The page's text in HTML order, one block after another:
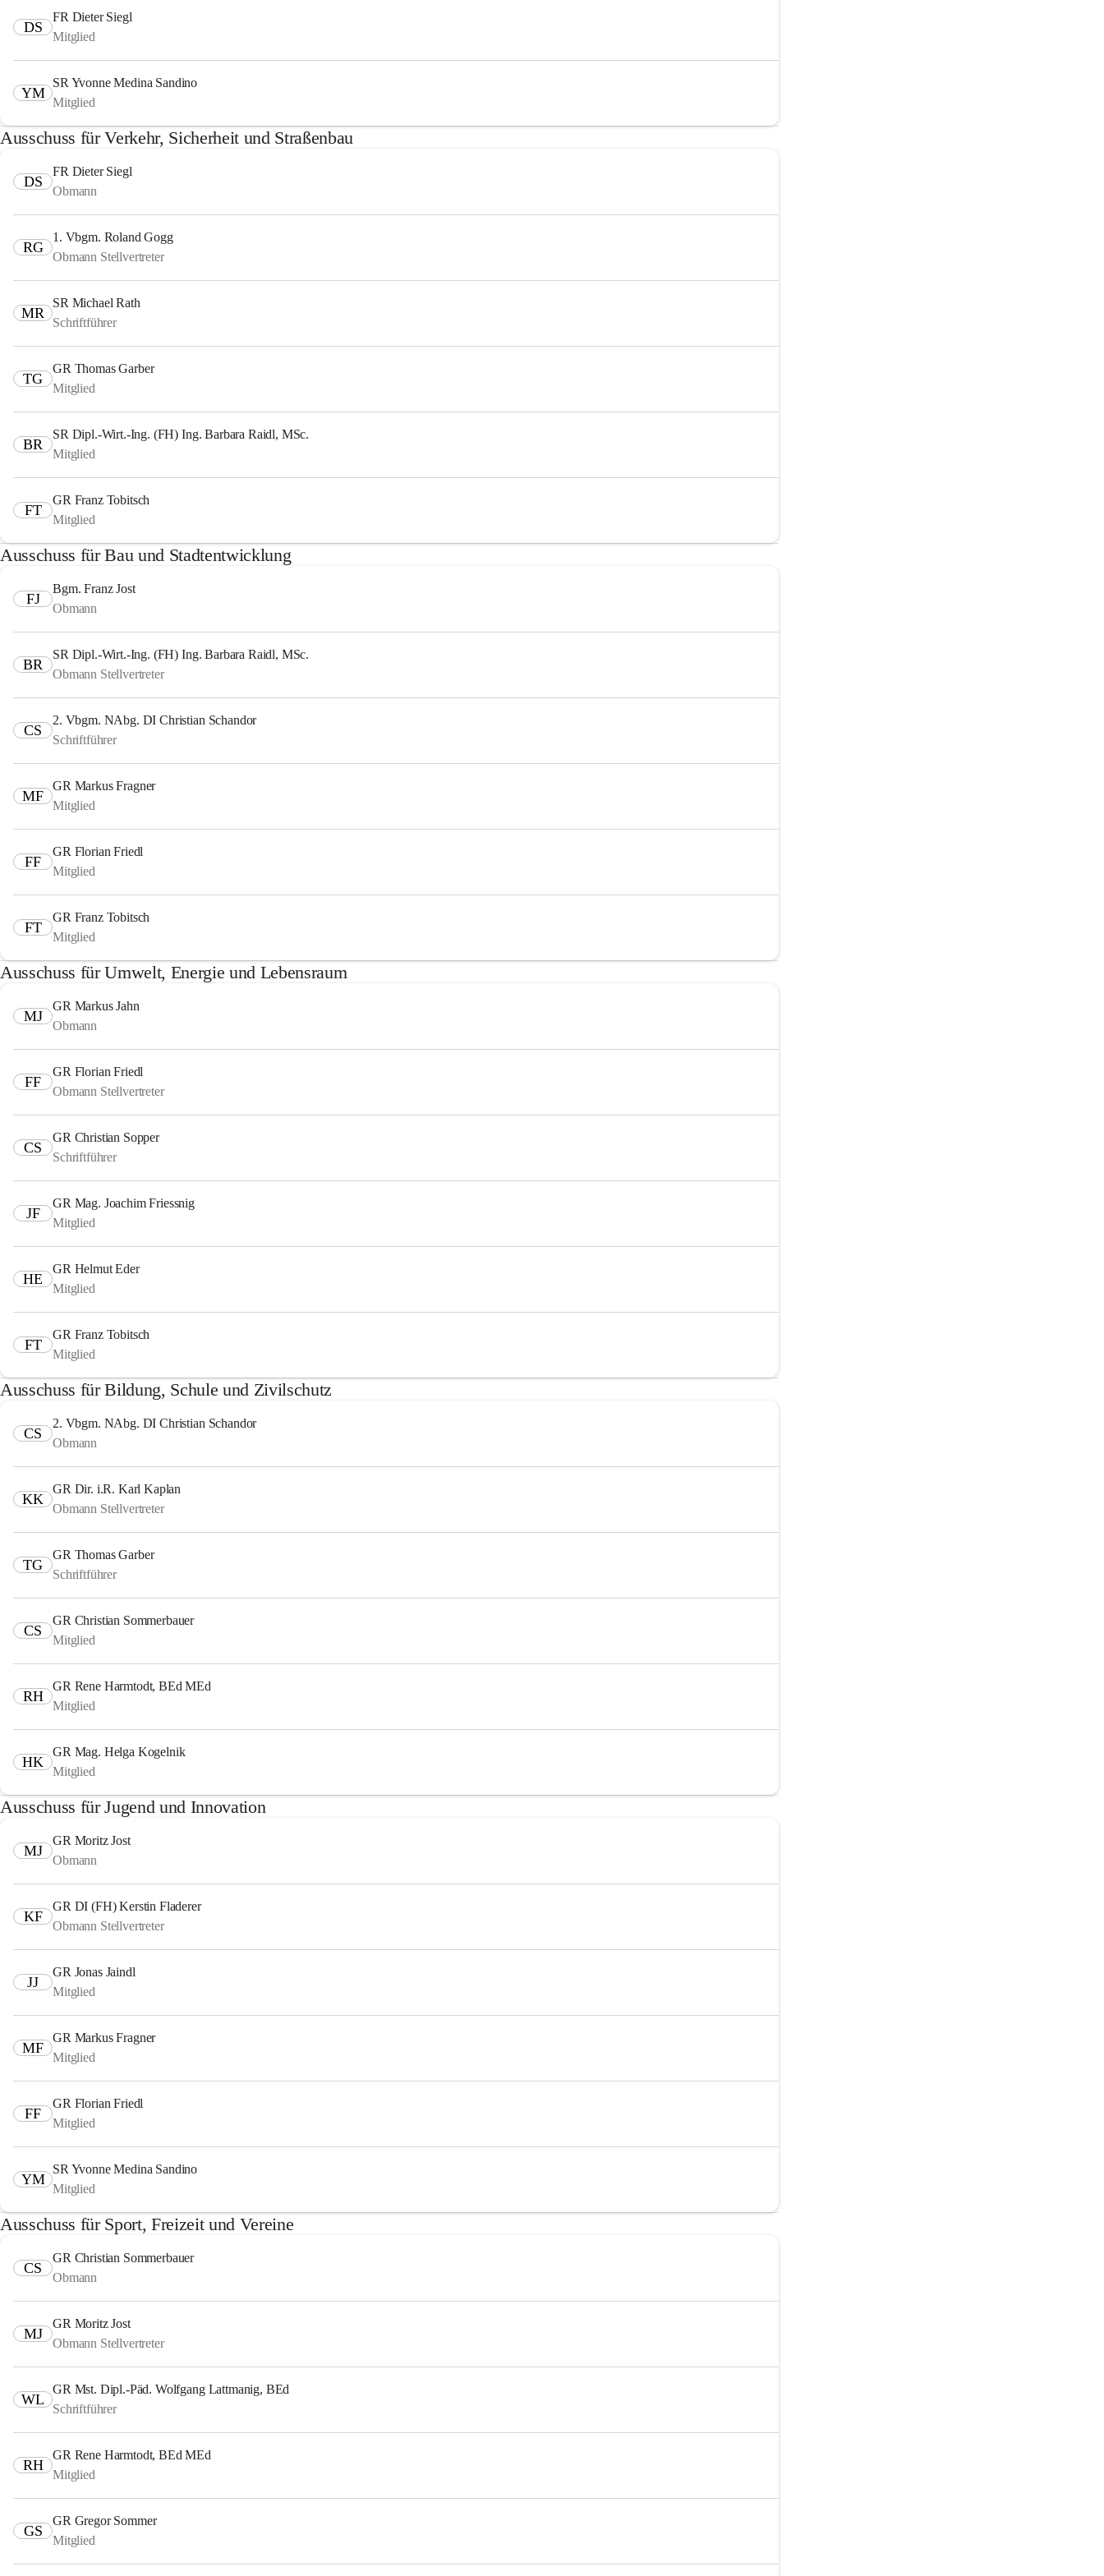
DS
FR Dieter Siegl
Mitglied
YM
SR Yvonne Medina Sandino
Mitglied
Ausschuss für Verkehr, Sicherheit und Straßenbau
DS
FR Dieter Siegl
Obmann
RG
1. Vbgm. Roland Gogg
Obmann Stellvertreter
MR
SR Michael Rath
Schriftführer
TG
GR Thomas Garber
Mitglied
BR
SR Dipl.-Wirt.-Ing. (FH) Ing. Barbara Raidl, MSc.
Mitglied
FT
GR Franz Tobitsch
Mitglied
Ausschuss für Bau und Stadtentwicklung
FJ
Bgm. Franz Jost
Obmann
BR
SR Dipl.-Wirt.-Ing. (FH) Ing. Barbara Raidl, MSc.
Obmann Stellvertreter
CS
2. Vbgm. NAbg. DI Christian Schandor
Schriftführer
MF
GR Markus Fragner
Mitglied
FF
GR Florian Friedl
Mitglied
FT
GR Franz Tobitsch
Mitglied
Ausschuss für Umwelt, Energie und Lebensraum
MJ
GR Markus Jahn
Obmann
FF
GR Florian Friedl
Obmann Stellvertreter
CS
GR Christian Sopper
Schriftführer
JF
GR Mag. Joachim Friessnig
Mitglied
HE
GR Helmut Eder
Mitglied
FT
GR Franz Tobitsch
Mitglied
Ausschuss für Bildung, Schule und Zivilschutz
CS
2. Vbgm. NAbg. DI Christian Schandor
Obmann
KK
GR Dir. i.R. Karl Kaplan
Obmann Stellvertreter
TG
GR Thomas Garber
Schriftführer
CS
GR Christian Sommerbauer
Mitglied
RH
GR Rene Harmtodt, BEd MEd
Mitglied
HK
GR Mag. Helga Kogelnik
Mitglied
Ausschuss für Jugend und Innovation
MJ
GR Moritz Jost
Obmann
KF
GR DI (FH) Kerstin Fladerer
Obmann Stellvertreter
JJ
GR Jonas Jaindl
Mitglied
MF
GR Markus Fragner
Mitglied
FF
GR Florian Friedl
Mitglied
YM
SR Yvonne Medina Sandino
Mitglied
Ausschuss für Sport, Freizeit und Vereine
CS
GR Christian Sommerbauer
Obmann
MJ
GR Moritz Jost
Obmann Stellvertreter
WL
GR Mst. Dipl.-Päd. Wolfgang Lattmanig, BEd
Schriftführer
RH
GR Rene Harmtodt, BEd MEd
Mitglied
GS
GR Gregor Sommer
Mitglied